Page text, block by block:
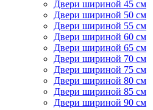
Двери шириной 45 см
Двери шириной 50 см
Двери шириной 55 см
Двери шириной 60 см
Двери шириной 65 см
Двери шириной 70 см
Двери шириной 75 см
Двери шириной 80 см
Двери шириной 85 см
Двери шириной 90 см